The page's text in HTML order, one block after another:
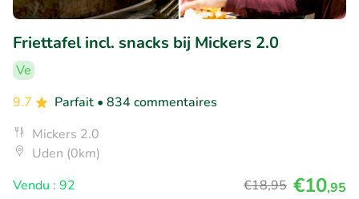
Friettafel incl. snacks bij Mickers 2.0
Ve
9.7
Parfait • 834 commentaires
Mickers 2.0
Uden (0km)
Vendu : 92
€18,95 €10,95